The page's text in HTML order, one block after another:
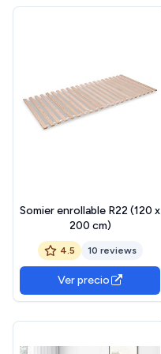
Somier enrollable R22 (120 x
200 cm)
4.5 10 reviews
Ver precio